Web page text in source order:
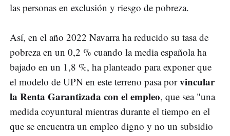
las personas en exclusión y riesgo de pobreza.
Así, en el año 2022 Navarra ha reducido su tasa de
pobreza en un 0,2 % cuando la media española ha
bajado en un 1,8 %, ha planteado para exponer que
el modelo de UPN en este terreno pasa porvincular
la Renta Garantizada con el empleo, que sea "una
medida coyuntural mientras durante el tiempo en el
que se encuentra un empleo digno y no un subsidio